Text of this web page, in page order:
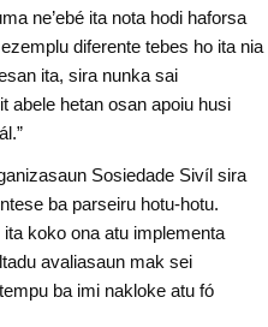
ne’ebé ita nota hodi haforsa
diferente tebes ho ita nia
ita, sira nunka sai
abele hetan osan apoiu husi
Sosiedade Sivíl sira
ba parseiru hotu-hotu.
koko ona atu implementa
avaliasaun mak sei
ba imi nakloke atu fó